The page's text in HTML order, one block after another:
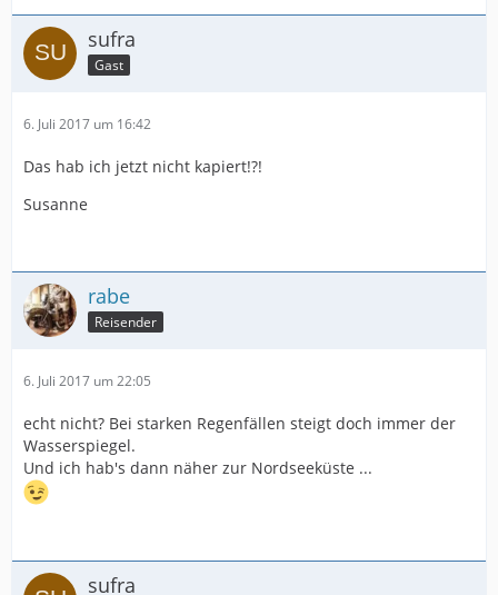
sufra
Gast
6. Juli 2017 um 16:42
Das hab ich jetzt nicht kapiert!?!
Susanne
rabe
Reisender
6. Juli 2017 um 22:05
echt nicht? Bei starken Regenfällen steigt doch immer der
Wasserspiegel.
Und ich hab's dann näher zur Nordseeküste ...
sufra